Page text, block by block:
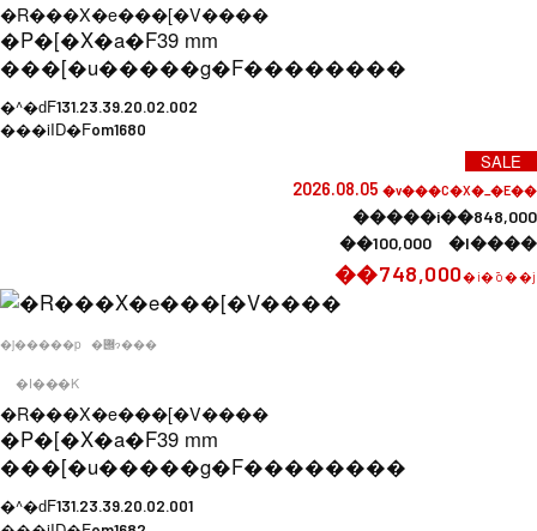
�R���X�e���[�V����
�P�[�X�a�F39 mm
���[�u�����g�F��������
�^�ԁF131.23.39.20.02.002
���iID�Fom1680
SALE
2026.08.05 �v���C�X�_�E��
�����i��848,000
��100,000 �l����
��748,000�i�ō��j
�j�����p �݌ɂ���
�I���K
�R���X�e���[�V����
�P�[�X�a�F39 mm
���[�u�����g�F��������
�^�ԁF131.23.39.20.02.001